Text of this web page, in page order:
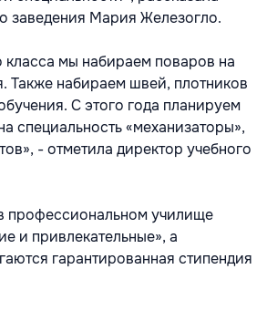
заведения Мария Железогло.
класса мы набираем поваров на
Также набираем швей, плотников
С этого года планируем
специальность «механизаторы»,
- отметила директор учебного
профессиональном училище
и привлекательные», а
гарантированная стипендия